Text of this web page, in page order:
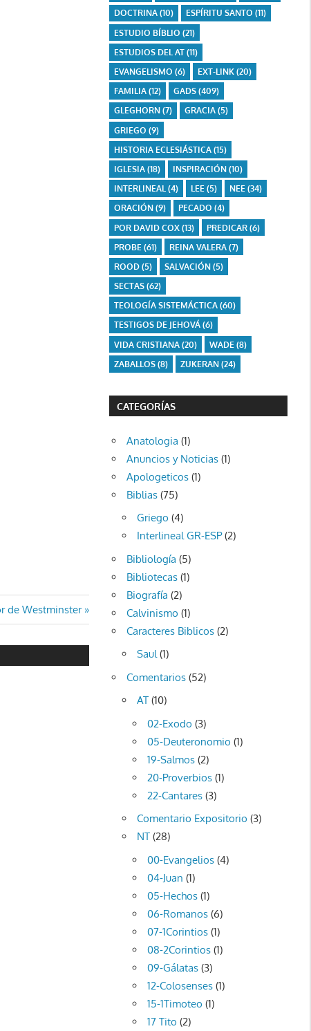
de Westminster
DOCTRINA(10) ESPÍRITU SANTO (11)
ESTUDIO BÍBLIO (21)
ESTUDIOS DEL AT(11)
EVANGELISMO (6) EXT-LINK(20)
FAMILIA(12) GADS(409)
GLEGHORN(7) GRACIA(5)
GRIEGO (9)
HISTORIA ECLESIÁSTICA(15)
IGLESIA(18) INSPIRACIÓN(10)
INTERLINEAL(4) LEE(5) NEE(34)
ORACIÓN(9) PECADO (4)
POR DAVID COX(13) PREDICAR(6)
PROBE (61) REINA VALERA(7)
ROOD(5) SALVACIÓN(5)
SECTAS(62)
TEOLOGÍA SISTEMÁCTICA(60)
TESTIGOS DE JEHOVÁ(6)
VIDA CRISTIANA(20) WADE (8)
ZABALLOS(8) ZUKERAN(24)
CATEGORÍAS
Anatologia (1)
Anuncios y Noticias (1)
Apologeticos (1)
Biblias (75)
Griego (4)
Interlineal GR-ESP(2)
Bibliología (5)
Bibliotecas (1)
Biografía (2)
Calvinismo (1)
Caracteres Biblicos (2)
Saul(1)
Comentarios (52)
AT (10)
02-Exodo (3)
05-Deuteronomio (1)
19-Salmos (2)
20-Proverbios (1)
22-Cantares (3)
Comentario Expositorio (3)
NT (28)
00-Evangelios (4)
04-Juan (1)
05-Hechos (1)
06-Romanos (6)
07-1Corintios (1)
08-2Corintios (1)
09-Gálatas (3)
12-Colosenses (1)
15-1Timoteo (1)
17 Tito (2)